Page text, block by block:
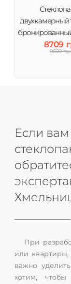
двухкамерный
4CG-10-4-10-4і
8709
9620
Если
При
или
важно
хотим,